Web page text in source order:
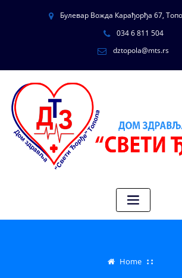
Булевар Вожда Карађорђа 67,
034 6 811 504
dztopola@mts.rs
Home